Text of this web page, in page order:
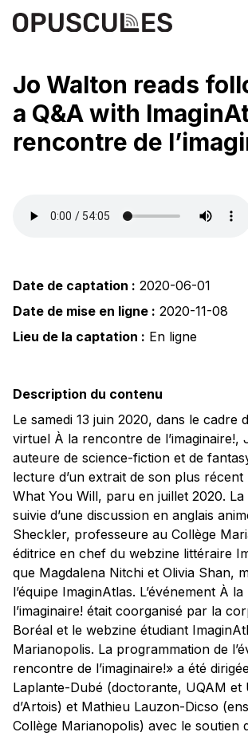
Jo Walton reads
a Q&A with
rencontre de
Date de captation : 2020-06-01
Date de mise en ligne : 2020-11-08
Lieu de la captation : En ligne
Description du contenu
Le samedi 13 juin 2020, dans le cadre
virtuel À la rencontre de l’imaginaire!,
auteure de science-fiction et de
lecture d’un extrait de son plus
What You Will, paru en juillet 2020.
suivie d’une discussion en anglais
Sheckler, professeure au Collège
éditrice en chef du webzine littéraire
que Magdalena Nitchi et Olivia Shan,
l’équipe ImaginAtlas. L’événement À
l’imaginaire! était coorganisé par la
Boréal et le webzine étudiant
Marianopolis. La programmation de
rencontre de l’imaginaire!» a été
Laplante-Dubé (doctorante, UQAM et
d’Artois) et Mathieu Lauzon-Dicso
Collège Marianopolis) avec le soutien